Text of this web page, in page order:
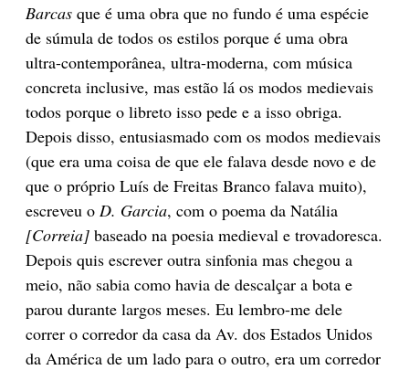
Barcas que é uma obra que no fundo é uma espécie
de súmula de todos os estilos porque é uma obra
ultra-contemporânea, ultra-moderna, com música
concreta inclusive, mas estão lá os modos medievais
todos porque o libreto isso pede e a isso obriga.
Depois disso, entusiasmado com os modos medievais
(que era uma coisa de que ele falava desde novo e de
que o próprio Luís de Freitas Branco falava muito),
escreveu o D. Garcia, com o poema da Natália
[Correia] baseado na poesia medieval e trovadoresca.
Depois quis escrever outra sinfonia mas chegou a
meio, não sabia como havia de descalçar a bota e
parou durante largos meses. Eu lembro-me dele
correr o corredor da casa da Av. dos Estados Unidos
da América de um lado para o outro, era um corredor